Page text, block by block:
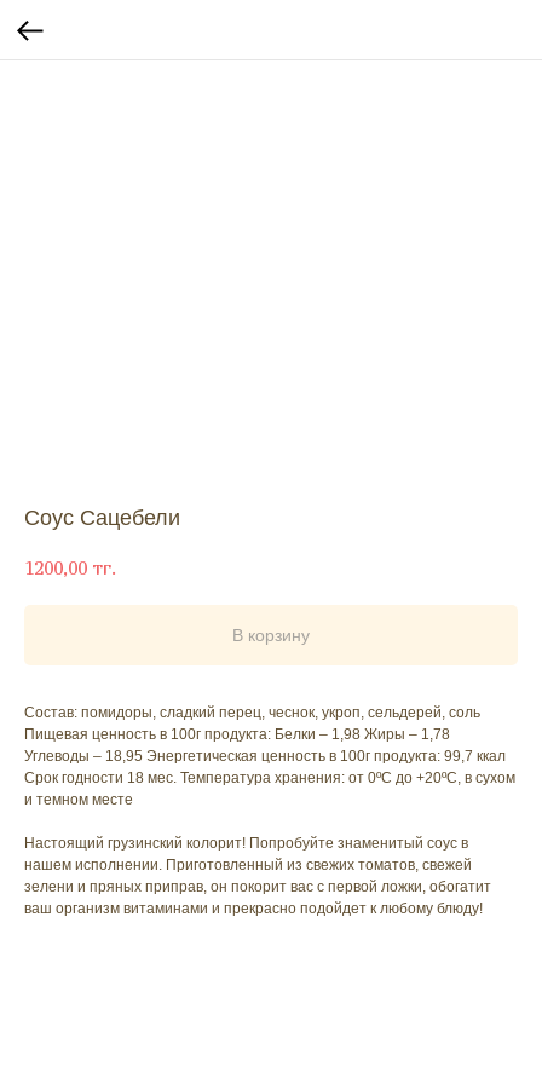
Соус Сацебели
1200,00 тг.
В корзину
Состав: помидоры, сладкий перец, чеснок, укроп, сельдерей, соль
Пищевая ценность в 100г продукта: Белки – 1,98 Жиры – 1,78
Углеводы – 18,95 Энергетическая ценность в 100г продукта: 99,7 ккал
Срок годности 18 мес. Температура хранения: от 0ºС до +20ºС, в сухом
и темном месте
Настоящий грузинский колорит! Попробуйте знаменитый соус в
нашем исполнении. Приготовленный из свежих томатов, свежей
зелени и пряных приправ, он покорит вас с первой ложки, обогатит
ваш организм витаминами и прекрасно подойдет к любому блюду!